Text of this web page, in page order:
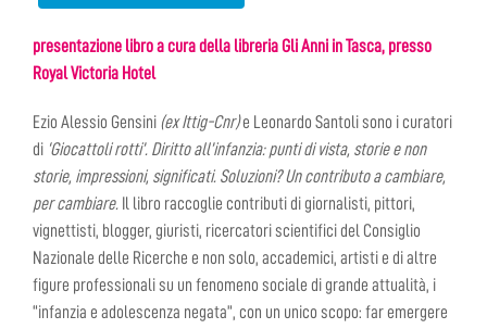
presentazione libro a cura della libreria Gli Anni in Tasca, presso
Royal Victoria Hotel
Ezio Alessio Gensini (ex Ittig-Cnr)e Leonardo Santoli sono i curatori
di ‘Giocattoli rotti’. Diritto all’infanzia: punti di vista, storie e non
storie, impressioni, significati. Soluzioni? Un contributo a cambiare,
per cambiare. Il libro raccoglie contributi di giornalisti, pittori,
vignettisti, blogger, giuristi, ricercatori scientifici del Consiglio
Nazionale delle Ricerche e non solo, accademici, artisti e di altre
figure professionali su un fenomeno sociale di grande attualità, i
“infanzia e adolescenza negata”, con un unico scopo: far emergere